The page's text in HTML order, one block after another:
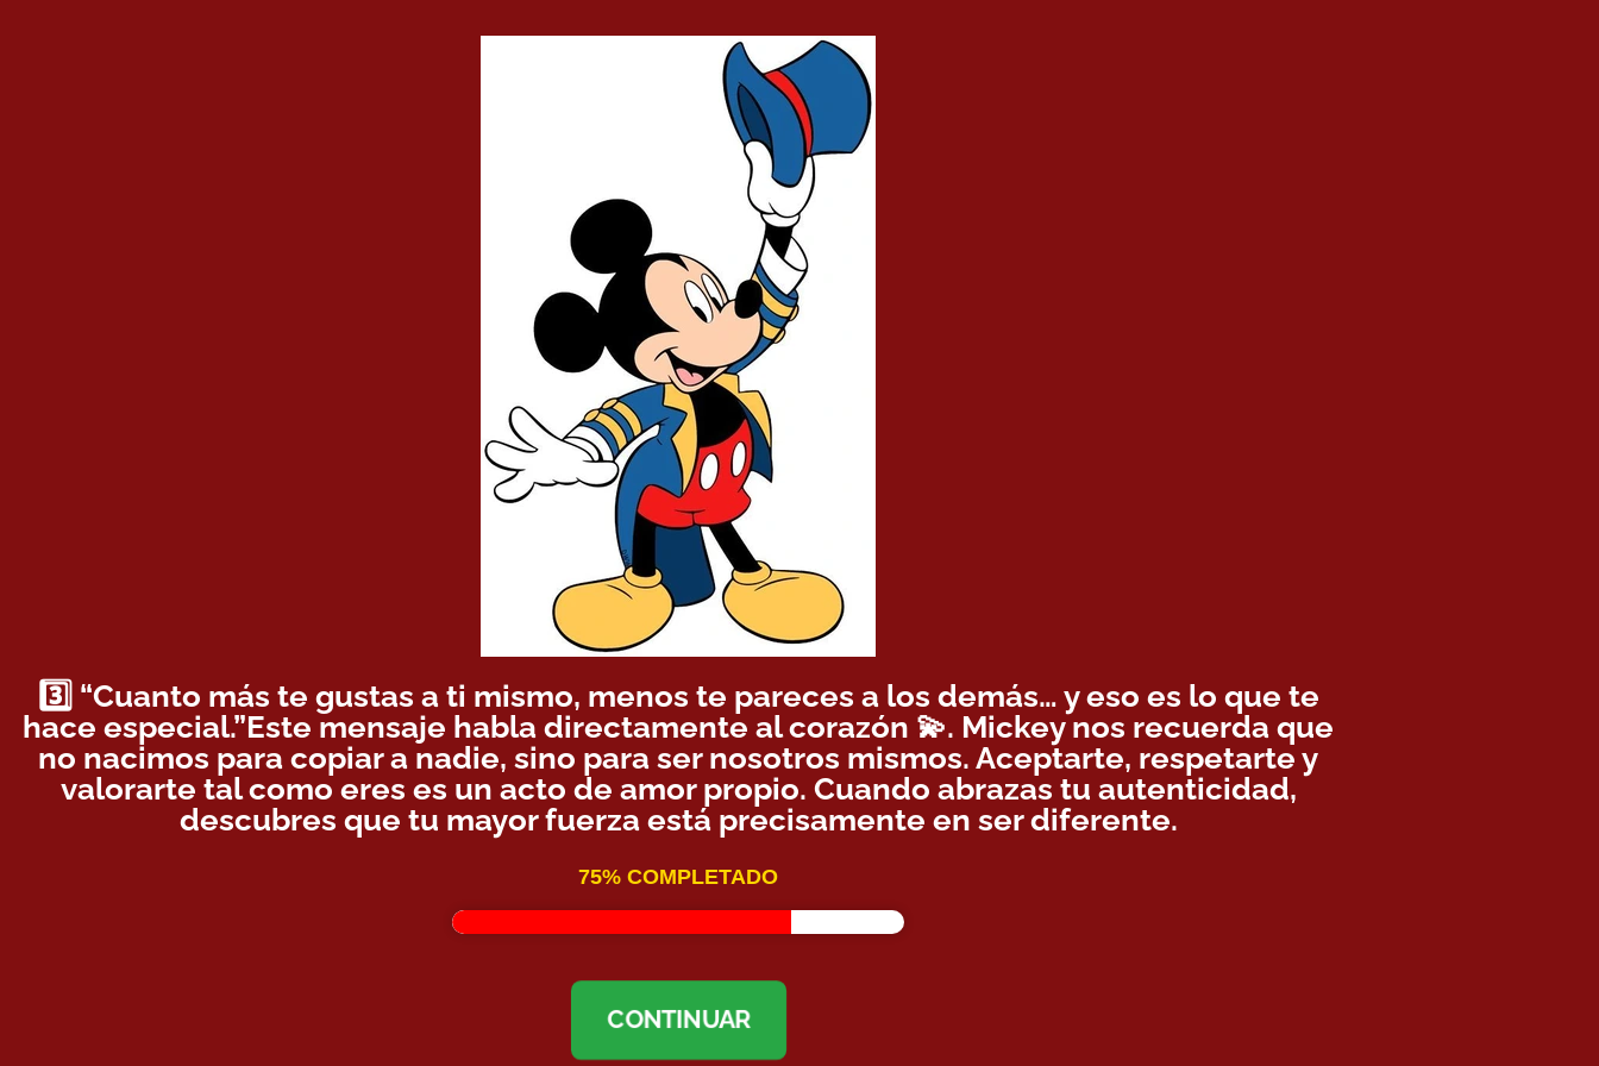
3️⃣ “Cuanto más te gustas a ti mismo, menos te pareces a los demás… y eso es lo que te
hace especial.”Este mensaje habla directamente al corazón 💫. Mickey nos recuerda que
no nacimos para copiar a nadie, sino para ser nosotros mismos. Aceptarte, respetarte y
valorarte tal como eres es un acto de amor propio. Cuando abrazas tu autenticidad,
descubres que tu mayor fuerza está precisamente en ser diferente.
75% COMPLETADO
CONTINUAR